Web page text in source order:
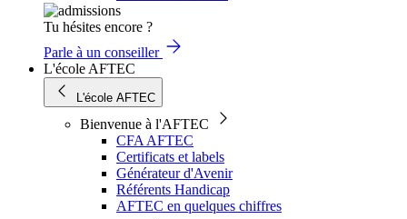
Tu hésites encore ?
Parle à un conseiller
L'école AFTEC
L'école AFTEC
Bienvenue à l'AFTEC
CFA AFTEC
Certificats et labels
Générateur d'Avenir
Référents Handicap
AFTEC en quelques chiffres